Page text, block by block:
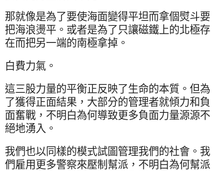
那就像是為了要使海面變得平坦而拿個熨斗要
把海浪燙平。或者是為了只讓磁鐵上的北極存
在而把另一端的南極拿掉。
白費力氣。
這三股力量的平衡正反映了生命的本質。但為
了獲得正面結果，大部分的管理者就傾力和負
面奮戰，不明白為何導致更多負面力量源源不
絕地湧入。
我們也以同樣的模式試圖管理我們的社會。我
們雇用更多警察來壓制幫派，不明白為何幫派